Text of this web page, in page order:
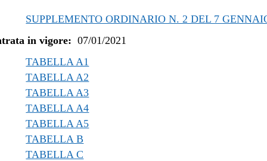
al 08/08/2022
al 31/12/2021
al 05/11/2021
2021 al 11/08/2021
2021 al 19/05/2021
2021 al 26/04/2021
2021 al 25/02/2021
SUPPLEMENTO ORDINARIO N. 2 DEL 7
in vigore: 07/01/2021
TABELLA A1
TABELLA A2
TABELLA A3
TABELLA A4
TABELLA A5
TABELLA B
TABELLA C